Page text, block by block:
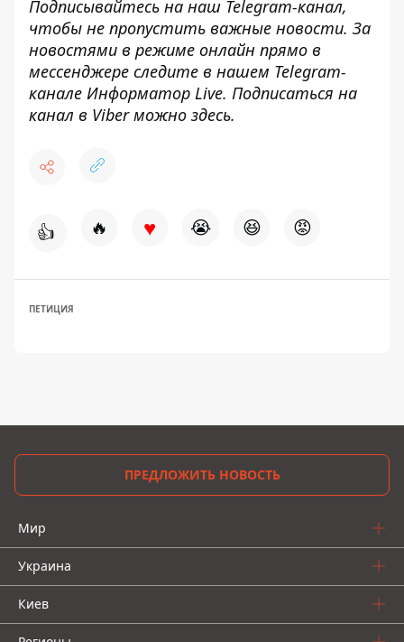
Подписывайтесь на наш Telegram-канал,
чтобы не пропустить важные новости. За
новостями в режиме онлайн прямо в
мессенджере следите в нашем Telegram-
канале Информатор Live. Подписаться на
канал в Viber можно здесь.
👍 🔥 ♥ 😭 😆 😡
ПЕТИЦИЯ
ПРЕДЛОЖИТЬ НОВОСТЬ
Мир
Украина
Киев